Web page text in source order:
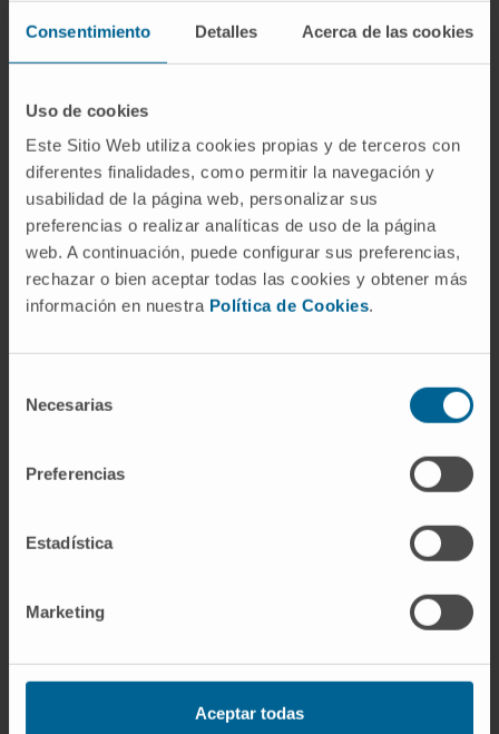
Consentimiento Detalles Acerca de las cookies
Uso de cookies
Este Sitio Web utiliza cookies propias y de terceros con
diferentes finalidades, como permitir la navegación y
usabilidad de la página web, personalizar sus
preferencias o realizar analíticas de uso de la página
web. A continuación, puede configurar sus preferencias,
rechazar o bien aceptar todas las cookies y obtener más
información en nuestra Política de Cookies.
Necesarias
Preferencias
Estadística
Marketing
Aceptar todas
d’enregistrement et de vérification Mosaiq et
Activité
En enseignement
Collaboration à la formation pédagogique
pendant les stages hospitaliers des
de l’Universidad CEU San Pablo, aux cours
Universitario HM Sanchinarro.
Universitario HM Sanchinarro au moyen
Formation pédagogique pendant les stages
hospitaliers des étudiants de 3e année de